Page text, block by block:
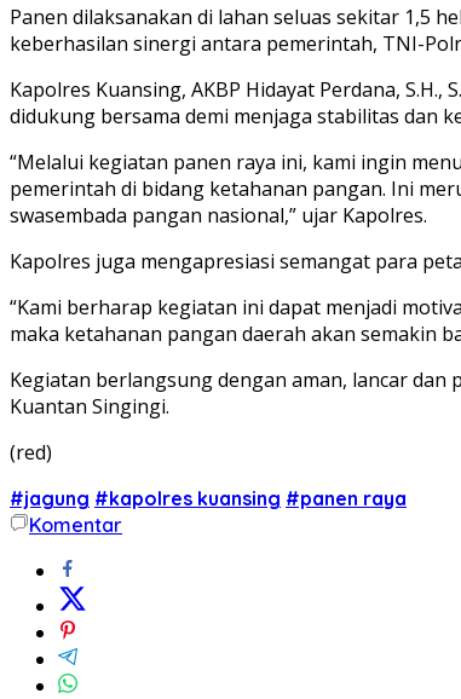
Panen dilaksanakan di lahan seluas sekitar 1,5
keberhasilan sinergi antara pemerintah, TNI-
Kapolres Kuansing, AKBP Hidayat Perdana,
didukung bersama demi menjaga stabilitas dan
“Melalui kegiatan panen raya ini, kami ingin
pemerintah di bidang ketahanan pangan. Ini
swasembada pangan nasional,” ujar Kapolres.
Kapolres juga mengapresiasi semangat para
“Kami berharap kegiatan ini dapat menjadi
maka ketahanan pangan daerah akan semakin
Kegiatan berlangsung dengan aman, lancar
Kuantan Singingi.
(red)
#jagung #kapolres kuansing #panen raya
Komentar